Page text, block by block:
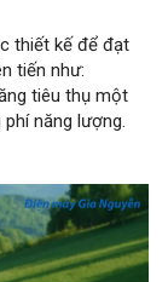
thiết kế để đạt
tiến như:
tiêu thụ một
năng lượng.